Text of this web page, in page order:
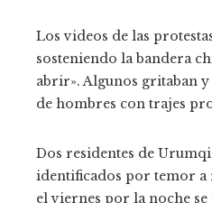
Los videos de las
sosteniendo la bandera
abrir». Algunos gritaban
de hombres con trajes
Dos residentes de
identificados por temor a
el viernes por la noche